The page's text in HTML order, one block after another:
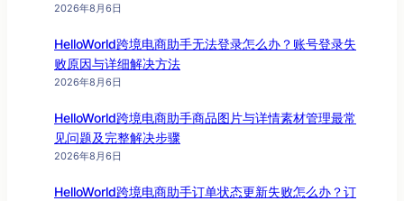
2026年8月6日
HelloWorld跨境电商助手无法登录怎么办？账号登录失
败原因与详细解决方法
2026年8月6日
HelloWorld跨境电商助手商品图片与详情素材管理最常
见问题及完整解决步骤
2026年8月6日
HelloWorld跨境电商助手订单状态更新失败怎么办？订